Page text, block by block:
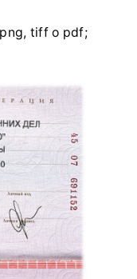
tiff o pdf;